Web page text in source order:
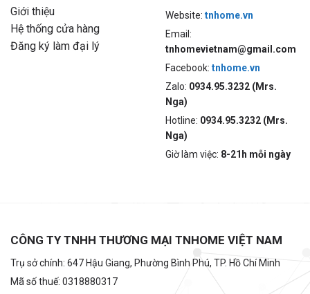
Giới thiệu
Hệ thống cửa hàng
Đăng ký làm đại lý
Website: tnhome.vn
Email:
tnhomevietnam@gmail.com
Facebook: tnhome.vn
Zalo: 0934.95.3232 (Mrs.
Nga)
Hotline: 0934.95.3232 (Mrs.
Nga)
Giờ làm việc: 8-21h mỗi ngày
CÔNG TY TNHH THƯƠNG MẠI TNHOME VIỆT NAM
Trụ sở chính: 647 Hậu Giang, Phường Bình Phú, TP. Hồ Chí Minh
Mã số thuế: 0318880317